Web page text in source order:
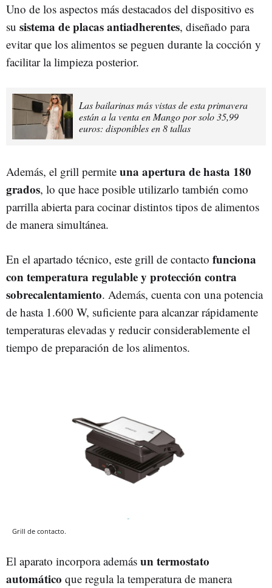
Uno de los aspectos más destacados del dispositivo es
su sistema de placas antiadherentes, diseñado para
evitar que los alimentos se peguen durante la cocción y
facilitar la limpieza posterior.
Las bailarinas más vistas de esta primavera
están a la venta en Mango por solo 35,99
euros: disponibles en 8 tallas
Además, el grill permite una apertura de hasta 180
grados, lo que hace posible utilizarlo también como
parrilla abierta para cocinar distintos tipos de alimentos
de manera simultánea.
En el apartado técnico, este grill de contacto funciona
con temperatura regulable y protección contra
sobrecalentamiento. Además, cuenta con una potencia
de hasta 1.600 W, suficiente para alcanzar rápidamente
temperaturas elevadas y reducir considerablemente el
tiempo de preparación de los alimentos.
Grill de contacto.
El aparato incorpora además un termostato
automático que regula la temperatura de manera